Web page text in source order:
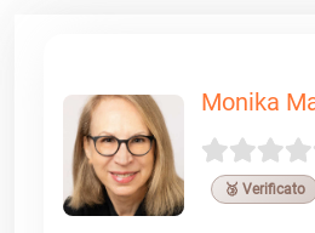
Monika
🥉 Verificato